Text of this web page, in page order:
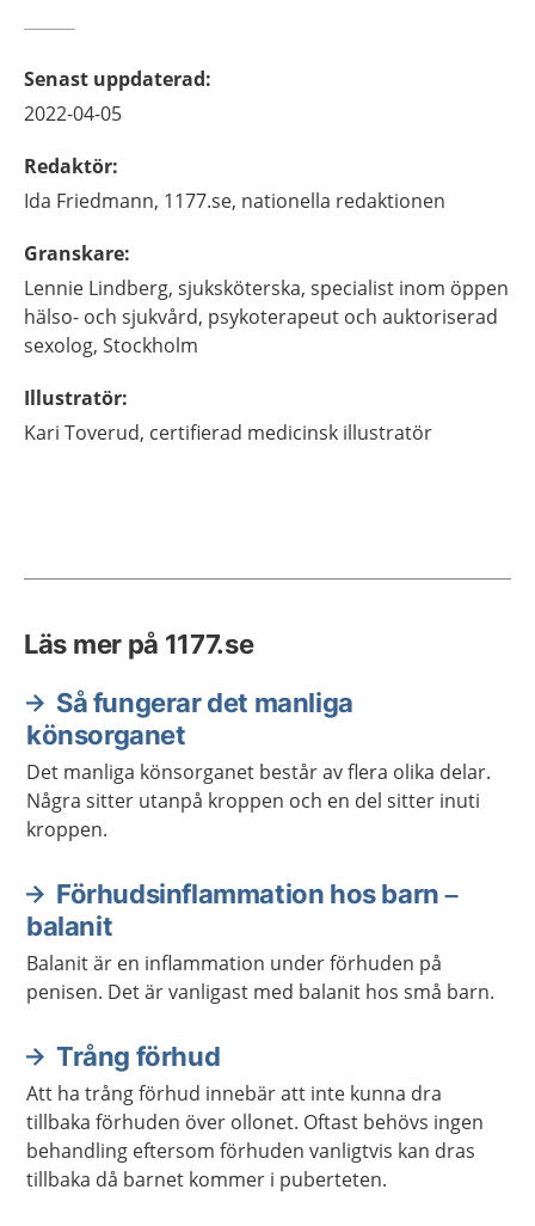
Senast uppdaterad:
2022-04-05
Redaktör:
Ida Friedmann, 1177.se, nationella redaktionen
Granskare:
Lennie Lindberg, sjuksköterska, specialist inom öppen
hälso- och sjukvård, psykoterapeut och auktoriserad
sexolog, Stockholm
Illustratör:
Kari Toverud, certifierad medicinsk illustratör
Läs mer på 1177.se
Så fungerar det manliga
könsorganet
Det manliga könsorganet består av flera olika delar.
Några sitter utanpå kroppen och en del sitter inuti
kroppen.
Förhudsinflammation hos barn –
balanit
Balanit är en inflammation under förhuden på
penisen. Det är vanligast med balanit hos små barn.
Trång förhud
Att ha trång förhud innebär att inte kunna dra
tillbaka förhuden över ollonet. Oftast behövs ingen
behandling eftersom förhuden vanligtvis kan dras
tillbaka då barnet kommer i puberteten.